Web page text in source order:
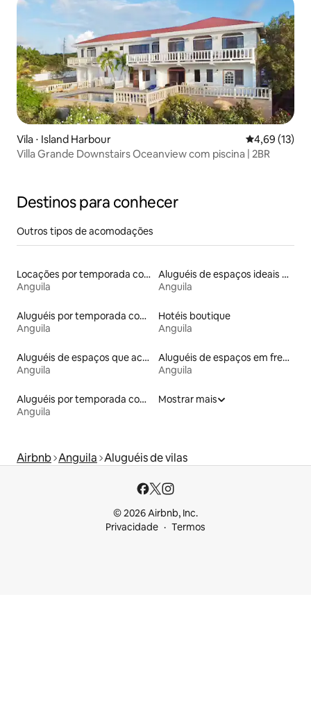
Vila ⋅ Island Harbour 4,69 de uma
4,69 (13)
Villa Grande Downstairs Oceanview com piscina | 2BR
Destinos para conhecer
Outros tipos de acomodações
Locações por temporada com piscina
Anguila
Aluguéis de espaços ideais para famílias
Anguila
Aluguéis por temporada com banheira de hidromassagem
Anguila
Hotéis boutique
Anguila
Aluguéis de espaços que aceitam animais de estimação
Anguila
Aluguéis de espaços em frente à praia
Anguila
Aluguéis por temporada com acesso à praia
Anguila
Mostrar mais
Airbnb Anguila Aluguéis de vilas
© 2026 Airbnb, Inc.
Privacidade
Termos